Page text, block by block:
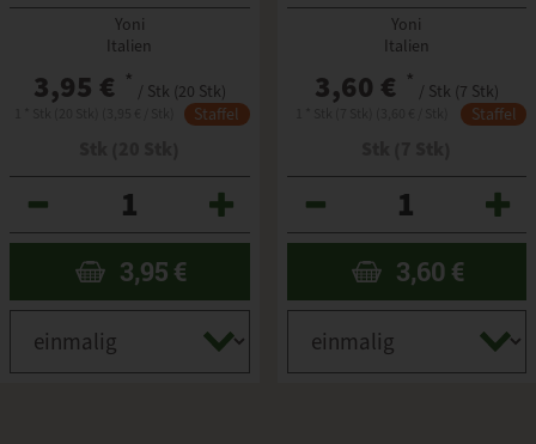
extralang
Yoni
Italien
3,95 € * / Stk (20 Stk)
Staffel
3,95 €
Yoni
Italien
3,60 € * / Stk (7 Stk)
Staffel
3,60 €